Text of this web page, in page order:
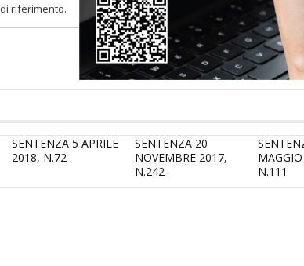
di riferimento.
SENTENZA 5 APRILE
2018, N.72
SENTENZA 20
NOVEMBRE 2017,
N.242
N.111